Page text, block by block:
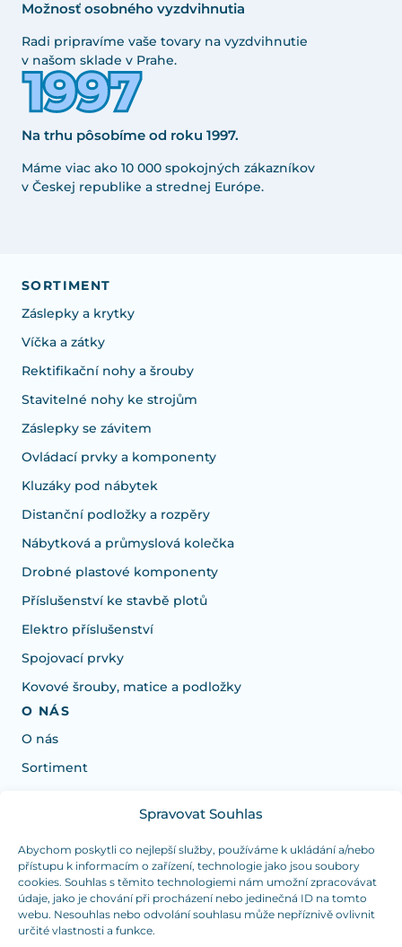
Spravovat Souhlas
Abychom poskytli co nejlepší služby, používáme k ukládání a/nebo
přístupu k informacím o zařízení, technologie jako jsou soubory
cookies. Souhlas s těmito technologiemi nám umožní zpracovávat
údaje, jako je chování při procházení nebo jedinečná ID na tomto
webu. Nesouhlas nebo odvolání souhlasu může nepříznivě ovlivnit
určité vlastnosti a funkce.
Možnosť osobného vyzdvihnutia
Radi pripravíme vaše tovary na vyzdvihnutie
v našom sklade v Prahe.
Na trhu pôsobíme od roku 1997.
Máme viac ako 10 000 spokojných zákazníkov
v Českej republike a strednej Európe.
SORTIMENT
Záslepky a krytky
Víčka a zátky
Rektifikační nohy a šrouby
Stavitelné nohy ke strojům
Záslepky se závitem
Ovládací prvky a komponenty
Kluzáky pod nábytek
Distanční podložky a rozpěry
Nábytková a průmyslová kolečka
Drobné plastové komponenty
Příslušenství ke stavbě plotů
Elektro příslušenství
Spojovací prvky
Kovové šrouby, matice a podložky
O NÁS
O nás
Sortiment
Potrebujete poradiť s výberom?
Sme tu pre vás Pondelok-Štvrtok od: 7:30 - 15:30 hod
a Piatok od 7:30 - 14:30 hod
duranplast@duranplast.sk +421 0905 780 862